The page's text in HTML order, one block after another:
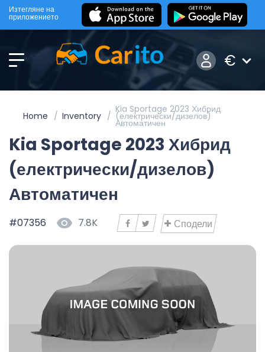
Изтегляне на
приложението
€
Home Inventory
Kia Sportage 2023 Хибрид
(електрически/дизелов)
Автоматичен
Kia Sportage 2023 Хибрид
(електрически/дизелов)
Автоматичен
#07356 7.8K Сподели